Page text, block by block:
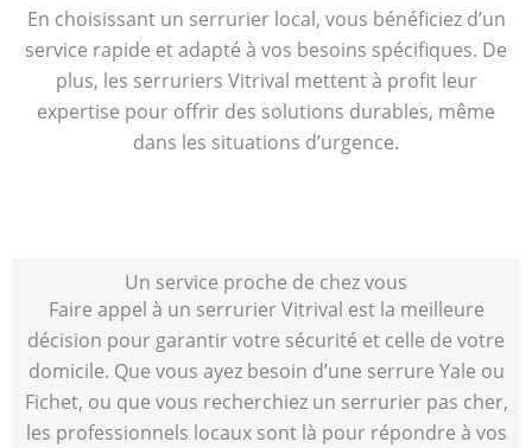
En choisissant un serrurier local, vous bénéficiez d’un
service rapide et adapté à vos besoins spécifiques. De
plus, les serruriers Vitrival mettent à profit leur
expertise pour offrir des solutions durables, même
dans les situations d’urgence.
Un service proche de chez vous
Faire appel à un serrurier Vitrival est la meilleure
décision pour garantir votre sécurité et celle de votre
domicile. Que vous ayez besoin d’une serrure Yale ou
Fichet, ou que vous recherchiez un serrurier pas cher,
les professionnels locaux sont là pour répondre à vos